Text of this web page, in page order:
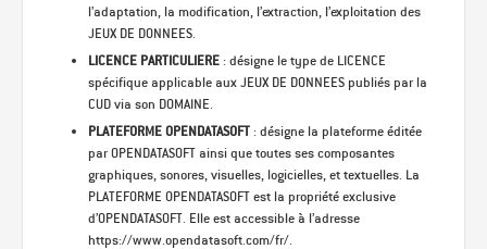
l’adaptation, la modification, l’extraction, l’exploitation des
JEUX DE DONNEES.
LICENCE PARTICULIERE : désigne le type de LICENCE
spécifique applicable aux JEUX DE DONNEES publiés par la
CUD via son DOMAINE.
PLATEFORME OPENDATASOFT : désigne la plateforme éditée
par OPENDATASOFT ainsi que toutes ses composantes
graphiques, sonores, visuelles, logicielles, et textuelles. La
PLATEFORME OPENDATASOFT est la propriété exclusive
d’OPENDATASOFT. Elle est accessible à l’adresse
https://www.opendatasoft.com/fr/.